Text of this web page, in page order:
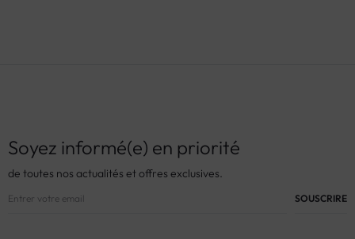
Soyez informé(e) en priorité
de toutes nos actualités et offres exclusives.